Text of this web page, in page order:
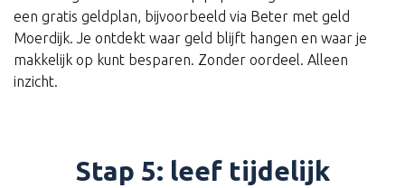
een gratis geldplan, bijvoorbeeld via Beter met geld
Moerdijk. Je ontdekt waar geld blijft hangen en waar je
makkelijk op kunt besparen. Zonder oordeel. Alleen
inzicht.
Stap 5: leef tijdelijk